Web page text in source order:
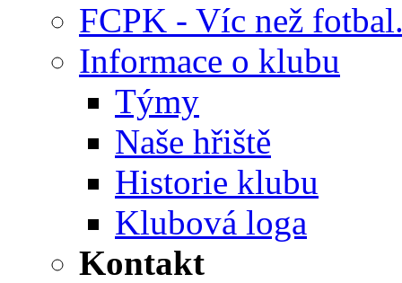
FCPK - Víc než
Informace o klubu
Týmy
Naše hřiště
Historie klubu
Klubová loga
Kontakt